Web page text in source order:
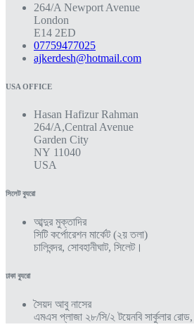
264/A Newport Avenue
London
E14 2ED
07759477025
ajkerdesh@hotmail.com
USA OFFICE
Hasan Hafizur Rahman
264/A,Central Avenue
Garden City
NY 11040
USA
সিলেট ব্যুরো
আব্দুর মুক্তাদির
সিটি কর্পোরেশন মার্কেট (২য় তলা)
চালিবন্দর, সোবহানীঘাট, সিলেট।
ঢাকা ব্যুরো
সৈয়দ আবু নাসের
এমএস প্লাজা ২৮/সি/২ টয়েনবি সার্কুলার